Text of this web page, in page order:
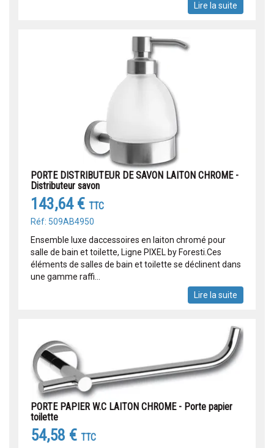
Lire la suite
PORTE DISTRIBUTEUR DE SAVON LAITON CHROME -
Distributeur savon
143,64 € TTC
Réf: 509AB4950
Ensemble luxe daccessoires en laiton chromé pour
salle de bain et toilette, Ligne PIXEL by Foresti.Ces
éléments de salles de bain et toilette se déclinent dans
une gamme raffi...
Lire la suite
PORTE PAPIER W.C LAITON CHROME - Porte papier
toilette
54,58 € TTC